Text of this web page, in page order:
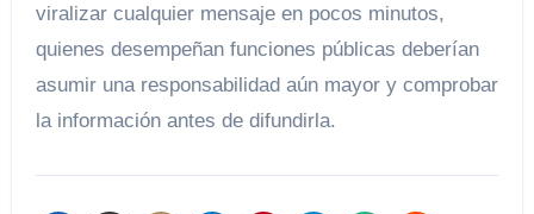
viralizar cualquier mensaje en pocos minutos,
quienes desempeñan funciones públicas deberían
asumir una responsabilidad aún mayor y comprobar
la información antes de difundirla.